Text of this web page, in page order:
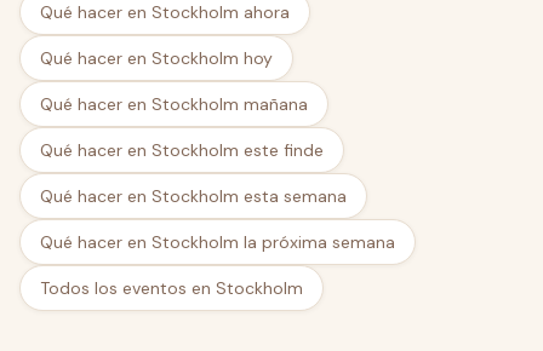
Qué hacer en Stockholm ahora
Qué hacer en Stockholm hoy
Qué hacer en Stockholm mañana
Qué hacer en Stockholm este finde
Qué hacer en Stockholm esta semana
Qué hacer en Stockholm la próxima semana
Todos los eventos en Stockholm